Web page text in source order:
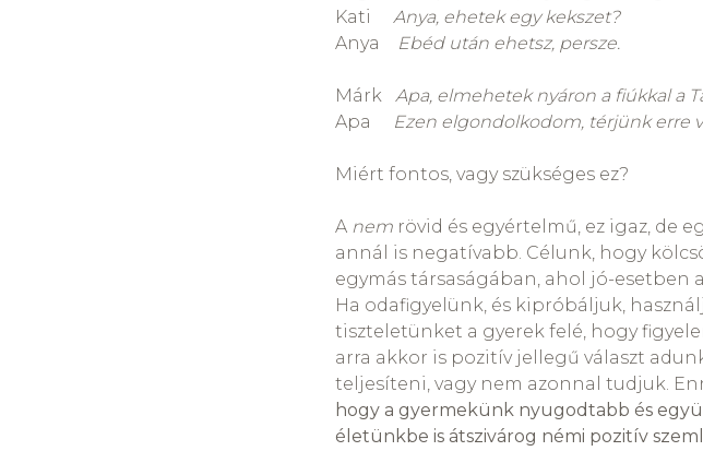
Kati
Anya, ehetek egy kekszet?
Anya
Ebéd után ehetsz, persze.
Márk
Apa, elmehetek nyáron a fiúkkal a
Apa
Ezen elgondolkodom, térjünk erre
Miért fontos, vagy szükséges ez?
A nem rövid és egyértelmű, ez igaz, de
annál is negatívabb. Célunk, hogy
egymás társaságában, ahol jó-esetben
Ha odafigyelünk, és kipróbáljuk,
tiszteletünket a gyerek felé, hogy
arra akkor is pozitív jellegű választ
teljesíteni, vagy nem azonnal tudjuk.
hogy a gyermekünk nyugodtabb és
életünkbe is átszivárog némi pozitív